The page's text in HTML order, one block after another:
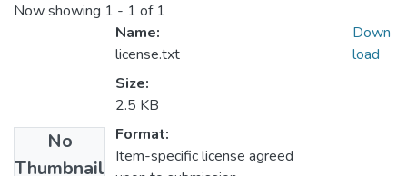
Now showing 1 - 1 of 1
No
Thumbnail
Name:
license.txt
Size:
2.5 KB
Format:
Item-specific license agreed
Down
load